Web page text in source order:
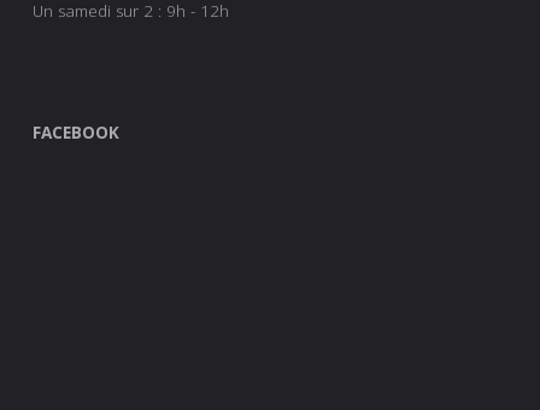
Un samedi sur 2 : 9h - 12h
FACEBOOK